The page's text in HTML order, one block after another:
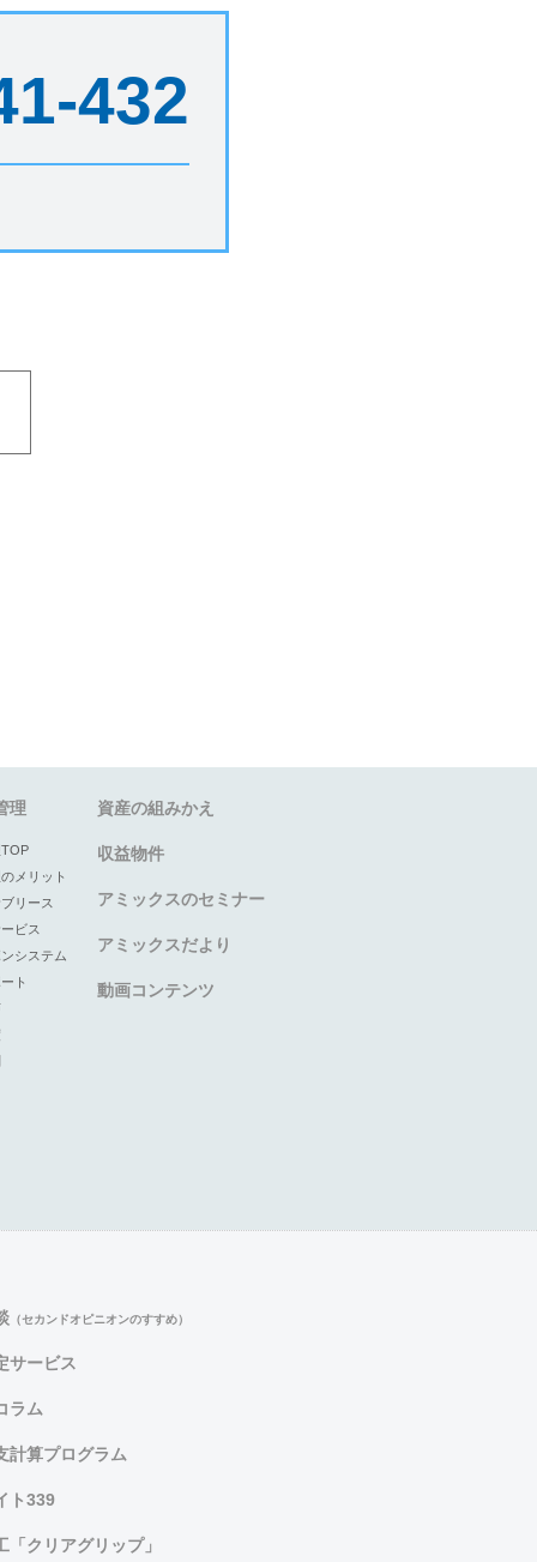
432
理
メリット
リース
ビス
システム
ト
資産の組みかえ
収益物件
アミックスのセミナー
アミックスだより
動画コンテンツ
（セカンドオピニオンのすすめ）
サービス
ラム
計算プログラム
ト339
「クリアグリップ」